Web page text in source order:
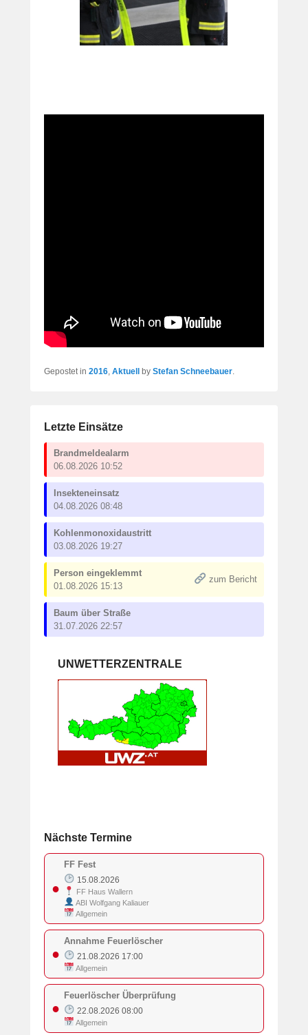
Gepostet in 2016 Aktuell by Stefan Schneebauer
Letzte Einsätze
Brandmeldealarm
06.08.2026 10:52
Insekteneinsatz
04.08.2026 08:48
Kohlenmonoxidaustritt
03.08.2026 19:27
Person eingeklemmt
01.08.2026 15:13
zum Bericht
Baum über Straße
31.07.2026 22:57
UNWETTERZENTRALE
Nächste Termine
●
FF Fest
15.08.2026
FF Haus Wallern
ABI Wolfgang Kaliauer
Allgemein
●
Annahme Feuerlöscher
21.08.2026 17:00
Allgemein
●
Feuerlöscher Überprüfung
22.08.2026 08:00
Allgemein